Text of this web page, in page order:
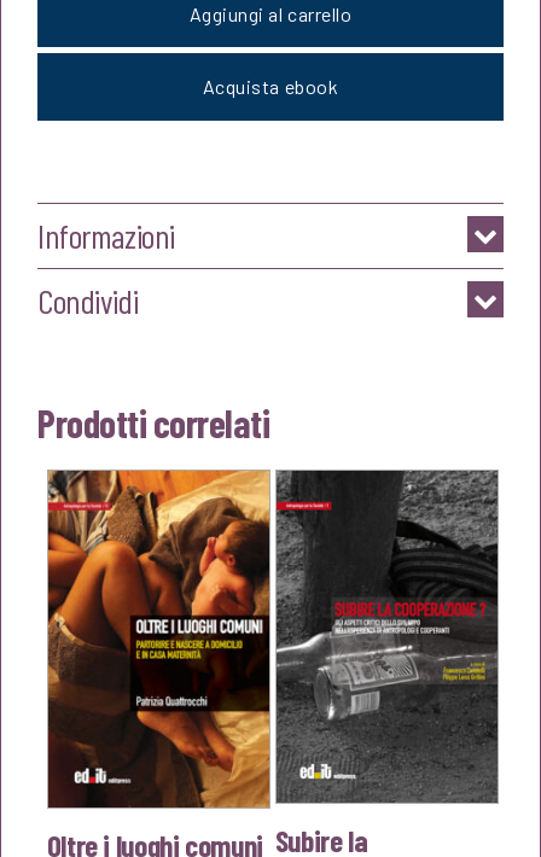
Aggiungi al carrello
Acquista ebook
Informazioni
Condividi
Prodotti correlati
Oltre i luoghi comuni Subire la